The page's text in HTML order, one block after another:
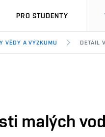
PRO STUDENTY
VĚDY A VÝZKUMU DETAIL
malých